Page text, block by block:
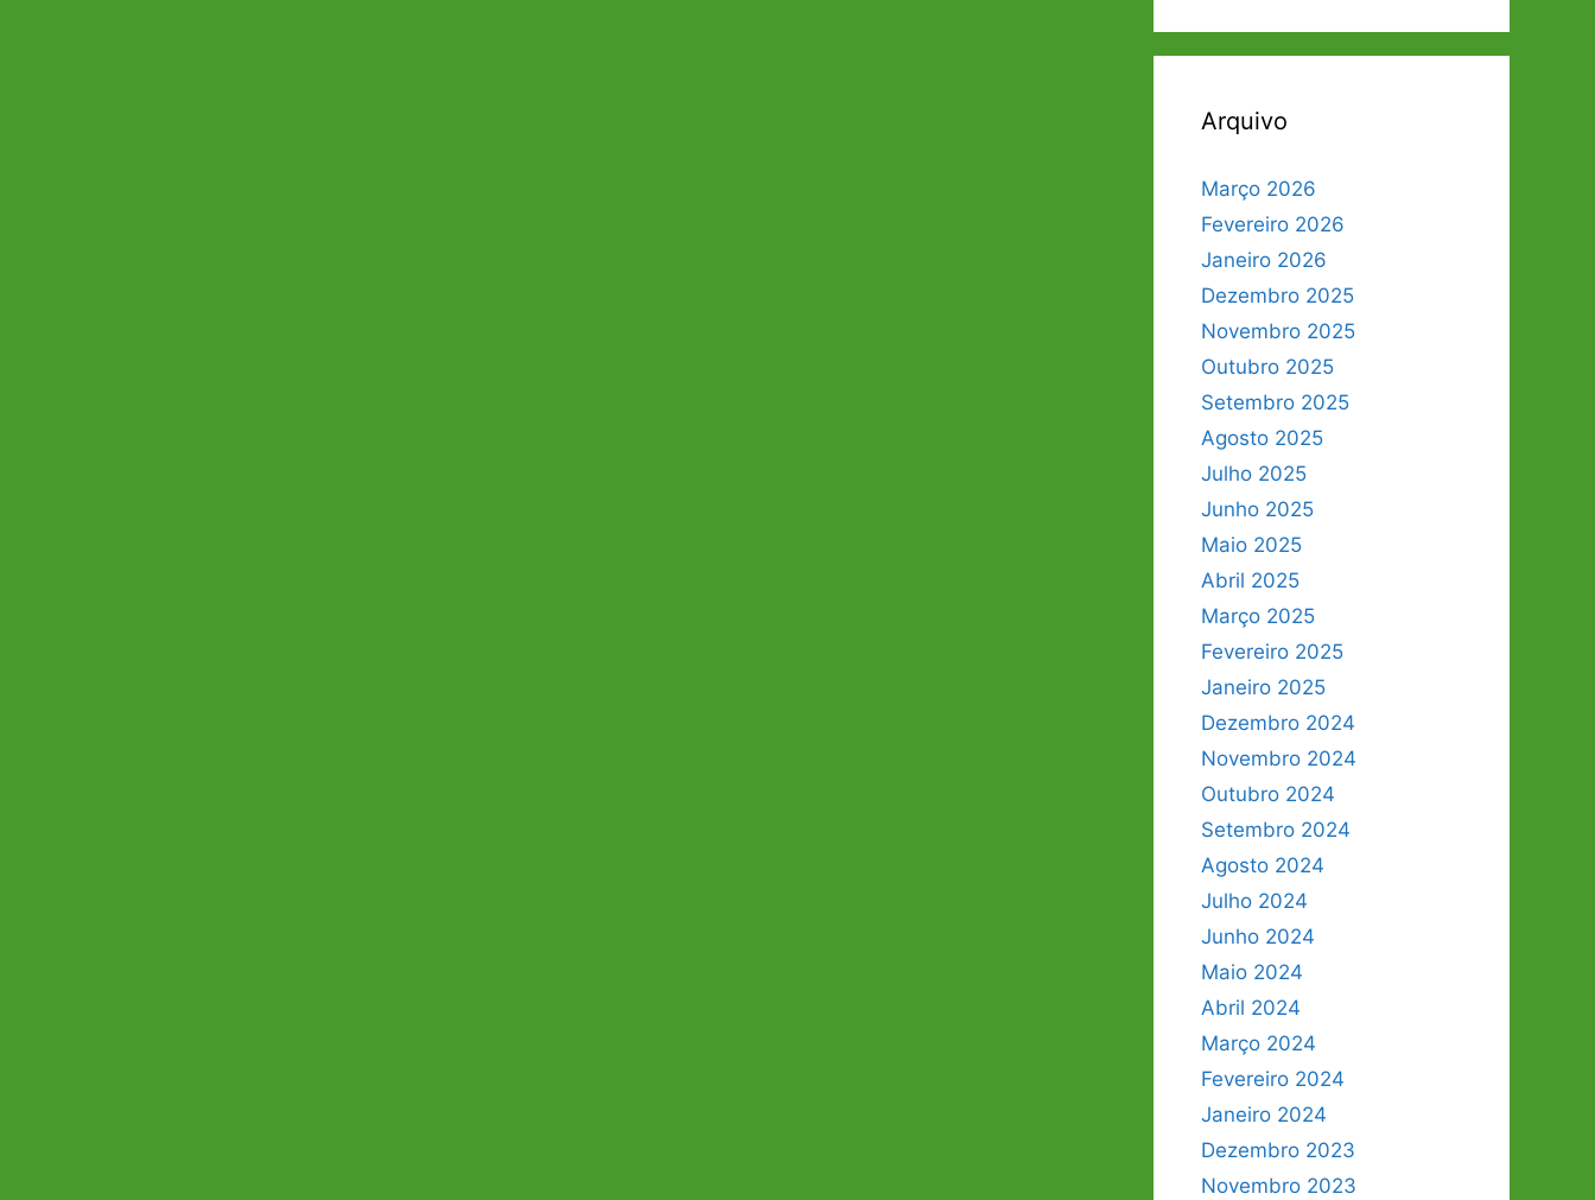
Arquivo
Março 2026
Fevereiro 2026
Janeiro 2026
Dezembro 2025
Novembro 2025
Outubro 2025
Setembro 2025
Agosto 2025
Julho 2025
Junho 2025
Maio 2025
Abril 2025
Março 2025
Fevereiro 2025
Janeiro 2025
Dezembro 2024
Novembro 2024
Outubro 2024
Setembro 2024
Agosto 2024
Julho 2024
Junho 2024
Maio 2024
Abril 2024
Março 2024
Fevereiro 2024
Janeiro 2024
Dezembro 2023
Novembro 2023